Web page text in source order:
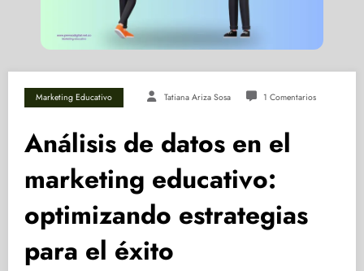
Marketing Educativo Tatiana Ariza Sosa 1 Comentarios
Análisis de datos en el
marketing educativo:
optimizando estrategias
para el éxito